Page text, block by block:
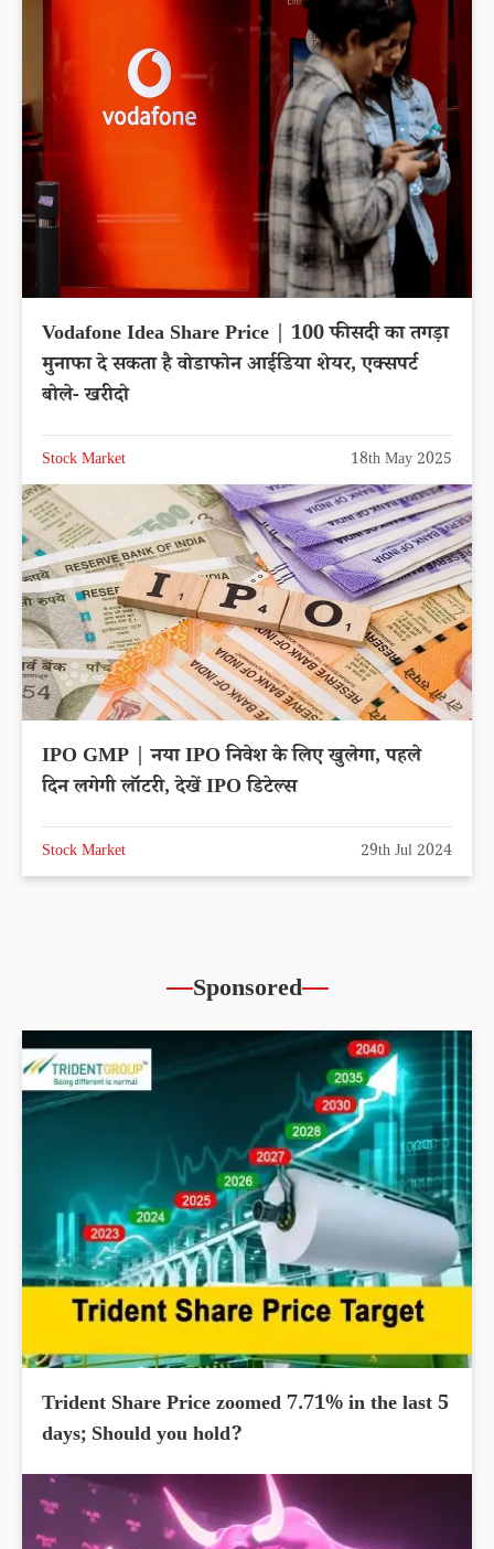
Vodafone Idea Share Price | 100 फीसदी का तगड़ा
मुनाफा दे सकता है वोडाफोन आईडिया शेयर, एक्सपर्ट
बोले- खरीदो
Stock Market 18th May 2025
IPO GMP | नया IPO निवेश के लिए खुलेगा, पहले
दिन लगेगी लॉटरी, देखें IPO डिटेल्स
Stock Market 29th Jul 2024
Sponsored
Trident Share Price zoomed 7.71% in the last 5
days; Should you hold?